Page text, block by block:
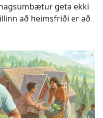
geta ekki
að heimsfriði er að